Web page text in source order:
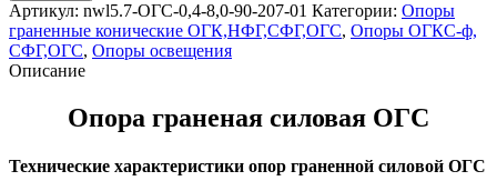
Артикул: nwl5.7-ОГС-0,4-8,0-90-207-01 Категории: Опоры
граненные конические ОГК,НФГ,СФГ,ОГС, Опоры ОГКС-ф,
СФГ,ОГС, Опоры освещения
Описание
Опора граненая силовая ОГС
Технические характеристики опор граненной силовой ОГС